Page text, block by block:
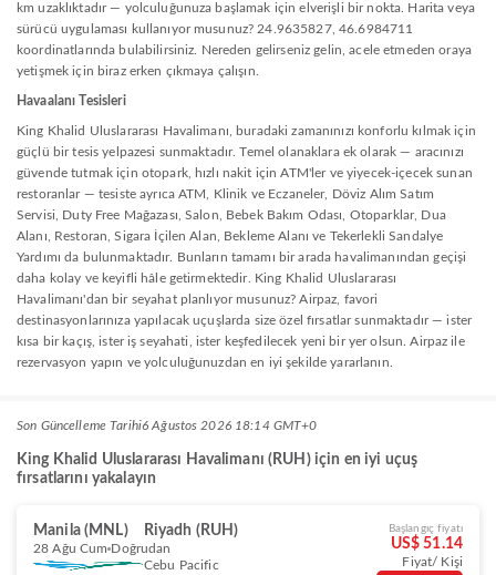
km uzaklıktadır — yolculuğunuza başlamak için elverişli bir nokta. Harita veya
sürücü uygulaması kullanıyor musunuz? 24.9635827, 46.6984711
koordinatlarında bulabilirsiniz. Nereden gelirseniz gelin, acele etmeden oraya
yetişmek için biraz erken çıkmaya çalışın.
Havaalanı Tesisleri
King Khalid Uluslararası Havalimanı, buradaki zamanınızı konforlu kılmak için
güçlü bir tesis yelpazesi sunmaktadır. Temel olanaklara ek olarak — aracınızı
güvende tutmak için otopark, hızlı nakit için ATM'ler ve yiyecek-içecek sunan
restoranlar — tesiste ayrıca ATM, Klinik ve Eczaneler, Döviz Alım Satım
Servisi, Duty Free Mağazası, Salon, Bebek Bakım Odası, Otoparklar, Dua
Alanı, Restoran, Sigara İçilen Alan, Bekleme Alanı ve Tekerlekli Sandalye
Yardımı da bulunmaktadır. Bunların tamamı bir arada havalimanından geçişi
daha kolay ve keyifli hâle getirmektedir. King Khalid Uluslararası
Havalimanı'dan bir seyahat planlıyor musunuz? Airpaz, favori
destinasyonlarınıza yapılacak uçuşlarda size özel fırsatlar sunmaktadır — ister
kısa bir kaçış, ister iş seyahati, ister keşfedilecek yeni bir yer olsun. Airpaz ile
rezervasyon yapın ve yolculuğunuzdan en iyi şekilde yararlanın.
Son Güncelleme Tarihi6 Ağustos 2026 18:14 GMT+0
King Khalid Uluslararası Havalimanı (RUH) için en iyi uçuş
fırsatlarını yakalayın
Manila (MNL) Riyadh (RUH)
28 Ağu Cum Doğrudan
Cebu Pacific
Başlangıç fiyatı
US$ 51.14
Fiyat/ Kişi